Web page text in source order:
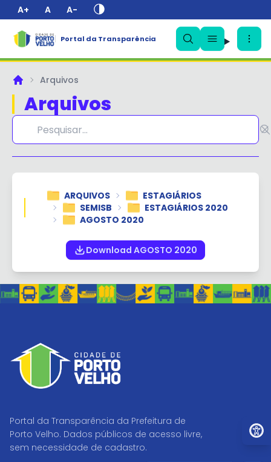
A+ A A-
Portal da Transparência
PrincipalArquivos
Arquivos
ARQUIVOS
ESTAGIÁRIOS
SEMISB
ESTAGIÁRIOS 2020
AGOSTO 2020
Download AGOSTO 2020
Portal da Transparência da Prefeitura de
Porto Velho. Dados públicos de acesso livre,
sem necessidade de cadastro.
✕
Ir